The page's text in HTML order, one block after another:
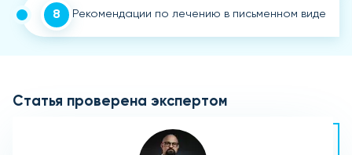
8 Рекомендации по лечению в письменном виде
Статья проверена экспертом